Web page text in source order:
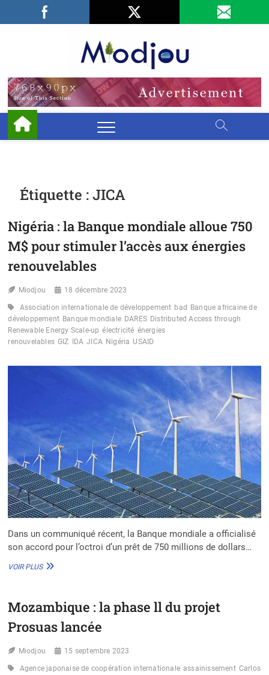
Facebook
LinkedIn
Étiquette :JICA
Nigéria : la Banque mondiale alloue 750
M$ pour stimuler l’accès aux énergies
renouvelables
Miodjou 18 décembre 2023
Association internationale de développement bad
Banque africaine de
développement Banque mondiale DARES Distributed Access through
Renewable Energy Scale-up électricité énergies
renouvelables GIZ IDA JICA Nigéria USAID
Dans un communiqué récent, la Banque mondiale a officialisé
son accord pour l’octroi d’un prêt de 750 millions de dollars…
VOIR PLUSNIGÉRIA
MONDIALE
750
POUR
L’ACCÈS
Mozambique : la phase ll du projet
Prosuas lancée
Miodjou 15 septembre 2023
Agence japonaise de coopération internationale assainissement Carlos